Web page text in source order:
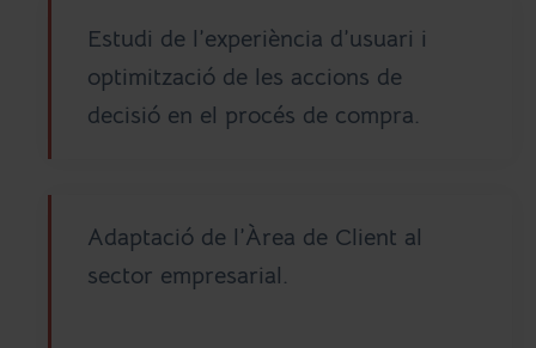
Estudi de l’experiència d’usuari i
optimització de les accions de
decisió en el procés de compra.
Adaptació de l’Àrea de Client al
sector empresarial.